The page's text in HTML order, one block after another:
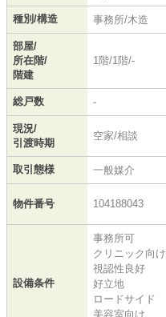
種別/構造 事務所/木造
部屋/
所在階/
階建
1階/1階/-
総戸数 -
現況/
引渡時期
空家/相談
取引態様 一般媒介
物件番号 104188043
設備条件
事務所可
クリニック向け
視認性良好
好立地
ロードサイド
美容室向け